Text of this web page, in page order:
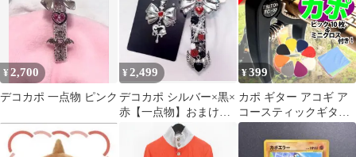
¥2,700
デコカポ 一点物 ピンク
¥2,499
デコカポ シルバー×黒×
赤【一点物】おまけ付
¥399
カポ ギター アコギ ア
コースティックギター
ピック ミニクロス付き